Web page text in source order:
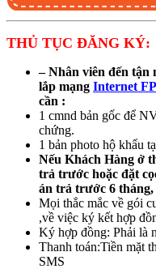
THỦ TỤC ĐĂNG KÝ:
– Nhân viên đến tận
lắp mạng Internet
cần :
1 cmnd bản gốc để
chứng.
1 bản photo hộ khẩu
Nếu Khách Hàng ở
trả trước hoặc đặt
án trả trước 6 tháng,
Mọi thắc mắc về gói
,về việc ký kết hợp
Ký hợp đồng: Phải là
Thanh toán:Tiền mặt
SMS